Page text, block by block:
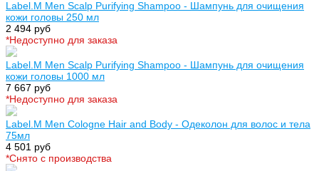
Label.M Men Scalp Purifying Shampoo - Шампунь для очищения
кожи головы 250 мл
2 494 руб
*Недоступно для заказа
Label.M Men Scalp Purifying Shampoo - Шампунь для очищения
кожи головы 1000 мл
7 667 руб
*Недоступно для заказа
Label.M Men Cologne Hair and Body - Одеколон для волос и тела
75мл
4 501 руб
*Cнято с производства